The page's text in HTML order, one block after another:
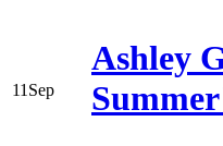
11 Sep
Ashley